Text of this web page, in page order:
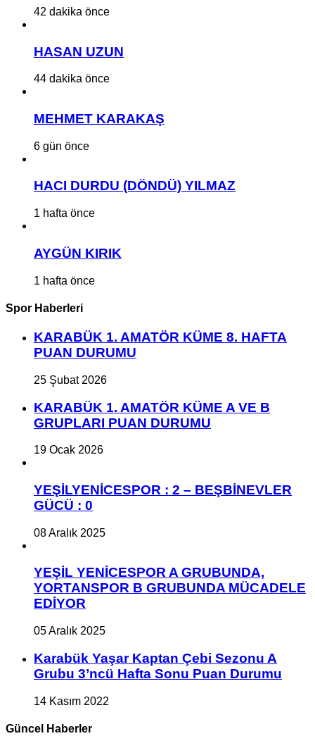
42 dakika önce
HASAN UZUN
44 dakika önce
MEHMET KARAKAŞ
6 gün önce
HACI DURDU (DÖNDÜ) YILMAZ
1 hafta önce
AYGÜN KIRIK
1 hafta önce
Spor Haberleri
KARABÜK 1. AMATÖR KÜME 8. HAFTA
PUAN DURUMU
25 Şubat 2026
KARABÜK 1. AMATÖR KÜME A VE B
GRUPLARI PUAN DURUMU
19 Ocak 2026
YEŞİLYENİCESPOR : 2 – BEŞBİNEVLER
GÜCÜ : 0
08 Aralık 2025
YEŞİL YENİCESPOR A GRUBUNDA,
YORTANSPOR B GRUBUNDA MÜCADELE
EDİYOR
05 Aralık 2025
Karabük Yaşar Kaptan Çebi Sezonu A
Grubu 3’ncü Hafta Sonu Puan Durumu
14 Kasım 2022
Güncel Haberler